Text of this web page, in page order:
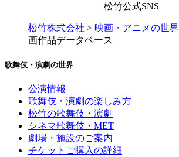
松竹公式SNS
松竹株式会社 > 映画・アニメの世界
画作品データベース
歌舞伎・演劇の世界
公演情報
歌舞伎・演劇の楽しみ方
松竹の歌舞伎・演劇
シネマ歌舞伎・MET
劇場・施設のご案内
チケットご購入の詳細